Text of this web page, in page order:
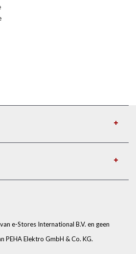
e-Stores International B.V. en geen
PEHA Elektro GmbH & Co. KG.